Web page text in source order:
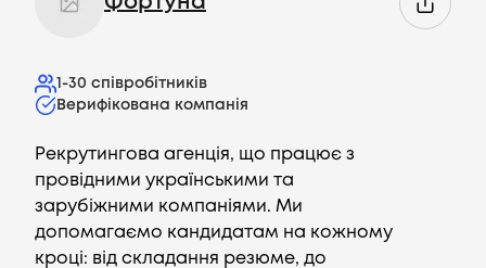
1-30 співробітників
Верифікована компанія
Рекрутингова агенція, що працює з
провідними українськими та
зарубіжними компаніями. Ми
допомагаємо кандидатам на кожному
кроці: від складання резюме, до